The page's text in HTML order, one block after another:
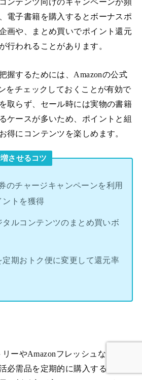
ンテンツ向けのキャンペーンが頻
電子書籍を購入するとボーナスポ
画や、まとめ買いでポイント還元
行われることがあります。
握するためには、Amazonの公式
をチェックしておくことが有効で
取らず、セール時には実物の書籍
ケースが多いため、ポイントと組
得にコンテンツを楽しめます。
させるコツ
のチャージキャンペーンを利用
ントを獲得
タルコンテンツのまとめ買いボ
定期おトク便に変更して還元率
ーやAmazonフレッシュなどのサ
必需品を定期的に購入すると、対